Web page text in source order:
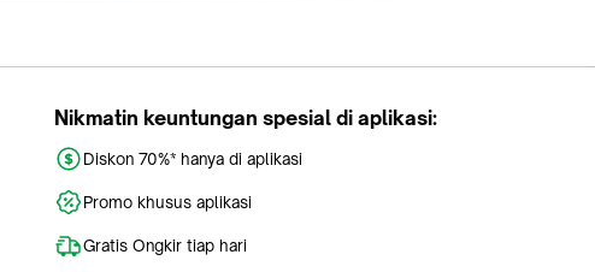
Nikmatin keuntungan spesial di aplikasi:
Diskon 70%* hanya di aplikasi
Promo khusus aplikasi
Gratis Ongkir tiap hari